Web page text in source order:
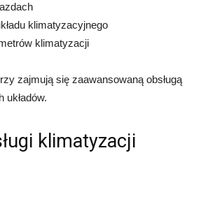
klimatyzacyjnego
klimatyzacji
zajmują się zaawansowaną obsługą
klimatyzacji